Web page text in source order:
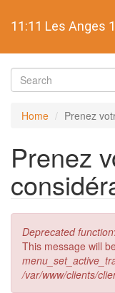
content
11:11 Les Anges
Search
Home
Prenez
Prenez
Error
message
Deprecated function
This message will
/var/www/clients/